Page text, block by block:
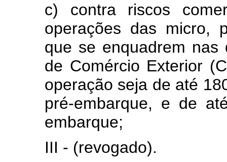
c) contra riscos
operações das micro,
que se enquadrem nas
de Comércio Exterior
operação seja de até
pré-embarque, e de
embarque;
III - (revogado).